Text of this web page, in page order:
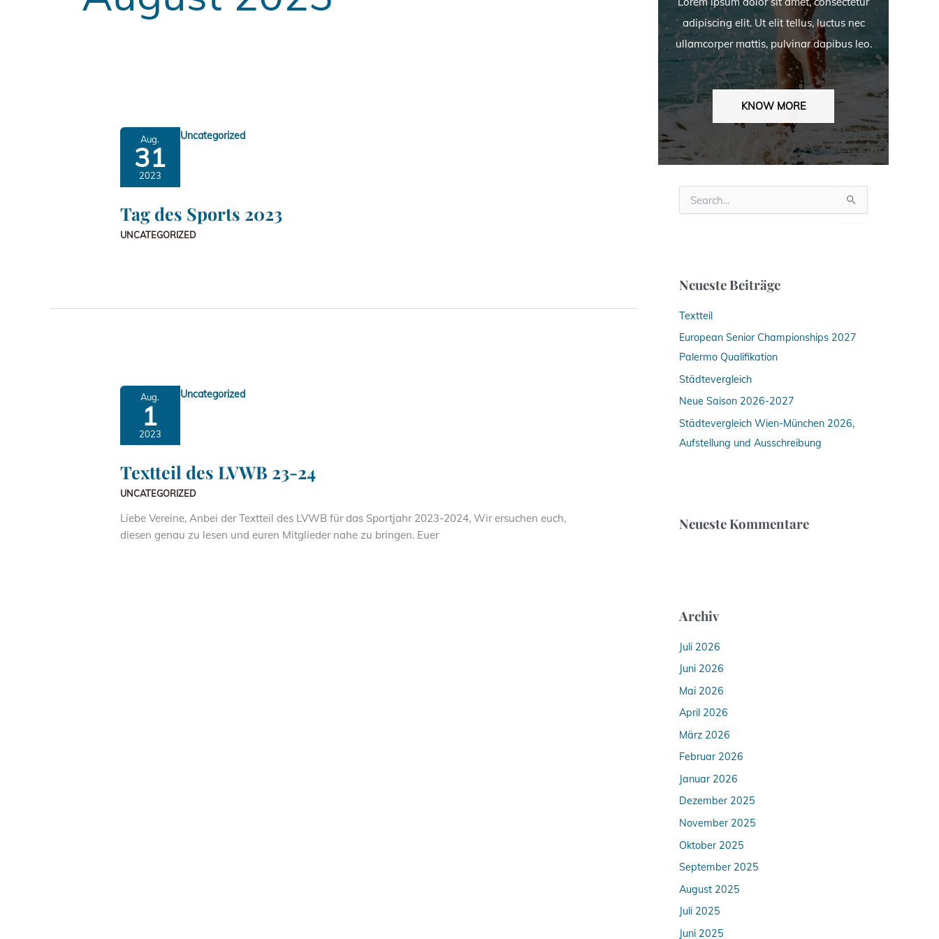
Aug.
31
2023
Uncategorized
Tag des Sports 2023
UNCATEGORIZED
Aug.
1
2023
Uncategorized
Textteil des LVWB 23-24
UNCATEGORIZED
Liebe Vereine, Anbei der Textteil des LVWB für das Sportjahr 2023-2024, Wir ersuchen euch,
diesen genau zu lesen und euren Mitglieder nahe zu bringen. Euer
adipiscing elit. Ut elit tellus, luctus nec
ullamcorper mattis, pulvinar dapibus leo.
KNOW MORE
a
h
:
Neueste Beiträge
Textteil
European Senior Championships 2027
Palermo Qualifikation
Städtevergleich
Neue Saison 2026-2027
Städtevergleich Wien-München 2026,
Aufstellung und Ausschreibung
Neueste Kommentare
Archiv
Juli 2026
Juni 2026
Mai 2026
April 2026
März 2026
Februar 2026
Januar 2026
Dezember 2025
November 2025
Oktober 2025
September 2025
August 2025
Juli 2025
Juni 2025